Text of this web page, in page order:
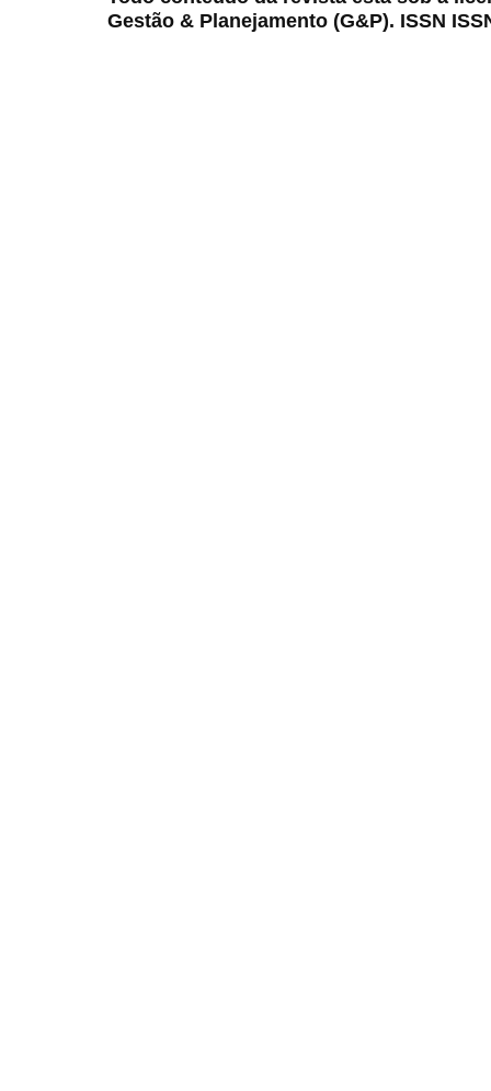
Gestão & Planejamento (G&P). ISSN